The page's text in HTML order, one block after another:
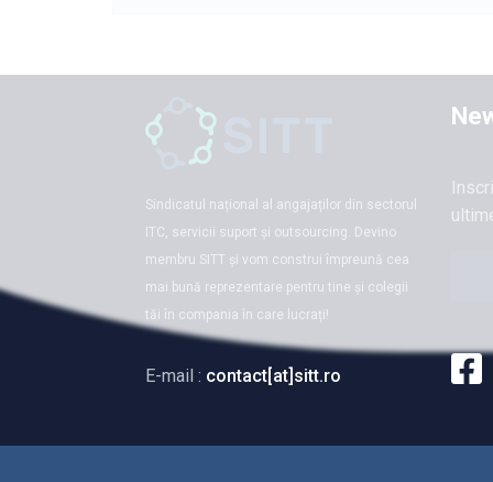
Sindicatul național al angajaților din sectorul
ITC, servicii suport și outsourcing. Devino
membru SITT și vom construi împreună cea
mai bună reprezentare pentru tine și colegii
tăi în compania în care lucrați!
E-mail : contact[at]sitt.ro